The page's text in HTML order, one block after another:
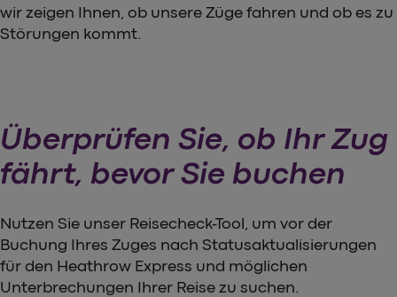
wir zeigen Ihnen, ob unsere Züge fahren und ob es zu
Störungen kommt.
Überprüfen Sie, ob Ihr Zug
fährt, bevor Sie buchen
Nutzen Sie unser Reisecheck-Tool, um vor der
Buchung Ihres Zuges nach Statusaktualisierungen
für den Heathrow Express und möglichen
Unterbrechungen Ihrer Reise zu suchen.